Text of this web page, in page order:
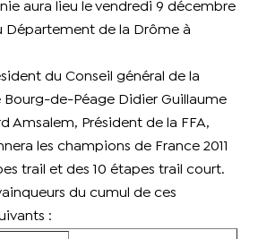
aura lieu le vendredi 9 décembre
Département de la Drôme à
du Conseil général de la
Bourg-de-Péage Didier Guillaume
Amsalem, Président de la FFA,
les champions de France 2011
trail et des 10 étapes trail court.
du cumul de ces
: